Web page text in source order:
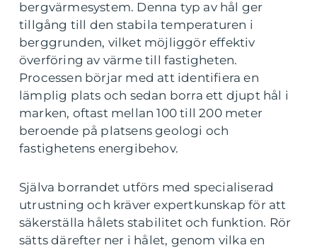
bergvärmesystem. Denna typ av hål ger
tillgång till den stabila temperaturen i
berggrunden, vilket möjliggör effektiv
överföring av värme till fastigheten.
Processen börjar med att identifiera en
lämplig plats och sedan borra ett djupt hål i
marken, oftast mellan 100 till 200 meter
beroende på platsens geologi och
fastighetens energibehov.
Själva borrandet utförs med specialiserad
utrustning och kräver expertkunskap för att
säkerställa hålets stabilitet och funktion. Rör
sätts därefter ner i hålet, genom vilka en